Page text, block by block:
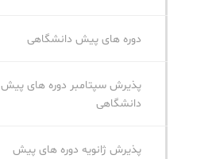
دوره های پیش دانشگاهی
پذیرش سپتامبر دوره های پیش
دانشگاهی
پذیرش ژانویه دوره های پیش